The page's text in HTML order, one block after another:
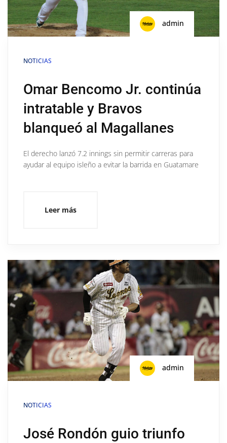
admin
NOTICIAS
Omar Bencomo Jr. continúa
intratable y Bravos
blanqueó al Magallanes
El derecho lanzó 7.2 innings sin permitir carreras para
ayudar al equipo isleño a evitar la barrida en Guatamare
Leer más
admin
NOTICIAS
José Rondón guio triunfo